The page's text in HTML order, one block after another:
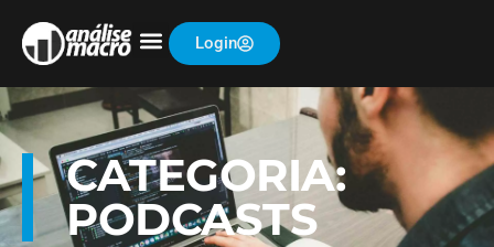
Login
CATEGORIA:
PODCASTS